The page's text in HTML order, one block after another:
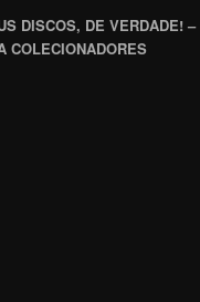
DISCOS, DE VERDADE!
COLECIONADORES